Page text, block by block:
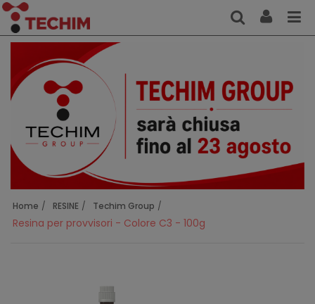
Home RESINE Techim Group
Resina per provvisori - Colore C3 - 100g